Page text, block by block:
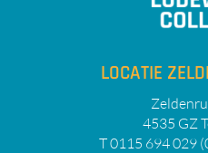
LOCATIE
4535 GZ
T 0115 694 029